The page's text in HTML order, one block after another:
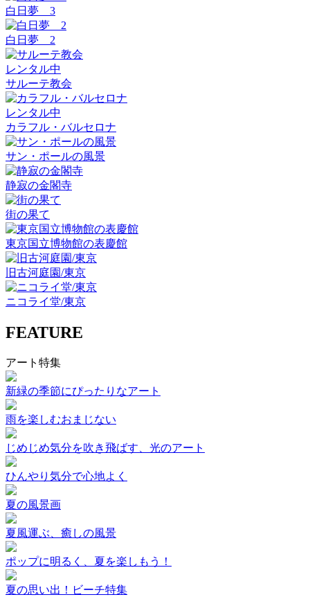
白日夢 3
白日夢 2
レンタル中
サルーテ教会
レンタル中
カラフル・バルセロナ
サン・ポールの風景
静寂の金閣寺
街の果て
東京国立博物館の表慶館
旧古河庭園/東京
ニコライ堂/東京
FEATURE
アート特集
新緑の季節にぴったりなアート
雨を楽しむおまじない
じめじめ気分を吹き飛ばす、光のアート
ひんやり気分で心地よく
夏の風景画
夏風運ぶ、癒しの風景
ポップに明るく、夏を楽しもう！
夏の思い出！ビーチ特集